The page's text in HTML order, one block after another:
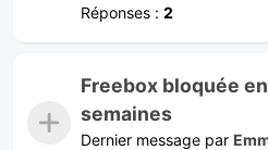
Réponses : 2
Freebox bloquée
semaines
Dernier message par